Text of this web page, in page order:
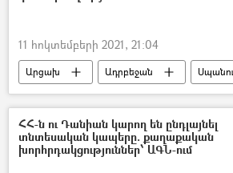
11 հոկտեմբերի 2021, 21:04
Արցախ Ադրբեջան
դիպուկահար
ՀՀ-ն ու Դանիան կարող են ընդլայնել
տնտեսական կապերը. քաղաքական
խորհրդակցություններ՝ ԱԳՆ-ում